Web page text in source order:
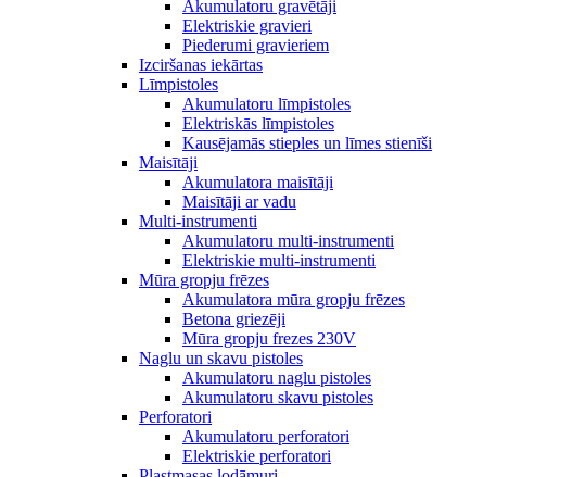
Akumulatoru gravētāji
Elektriskie gravieri
Piederumi gravieriem
Izciršanas iekārtas
Līmpistoles
Akumulatoru līmpistoles
Elektriskās līmpistoles
Kausējamās stieples un līmes stienīši
Maisītāji
Akumulatora maisītāji
Maisītāji ar vadu
Multi-instrumenti
Akumulatoru multi-instrumenti
Elektriskie multi-instrumenti
Mūra gropju frēzes
Akumulatora mūra gropju frēzes
Betona griezēji
Mūra gropju frezes 230V
Naglu un skavu pistoles
Akumulatoru naglu pistoles
Akumulatoru skavu pistoles
Perforatori
Akumulatoru perforatori
Elektriskie perforatori